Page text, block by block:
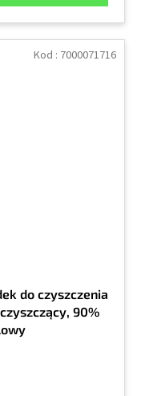
do czyszczenia
90%
Kod : 7000071716